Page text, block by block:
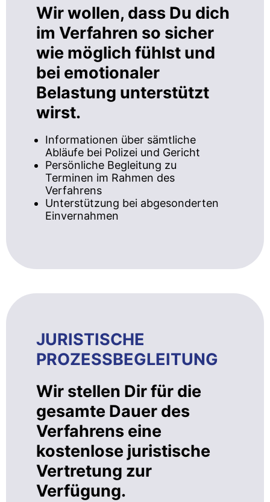
Wir wollen, dass Du dich
im Verfahren so sicher
wie möglich fühlst und
bei emotionaler
Belastung unterstützt
wirst.
Informationen über sämtliche
Abläufe bei Polizei und Gericht
Persönliche Begleitung zu
Terminen im Rahmen des
Verfahrens
Unterstützung bei abgesonderten
Einvernahmen
JURISTISCHE
PROZESSBEGLEITUNG
Wir stellen Dir für die
gesamte Dauer des
Verfahrens eine
kostenlose juristische
Vertretung zur
Verfügung.